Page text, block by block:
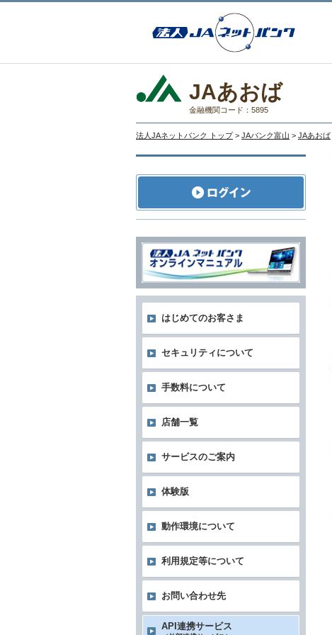
JAあおば
金融機関コード：5895
法人JAネットバンク トップ > JAバンク富山 > JAあおば
はじめてのお客さま
セキュリティについて
手数料について
店舗一覧
サービスのご案内
体験版
動作環境について
利用規定等について
お問い合わせ先
API連携サービス